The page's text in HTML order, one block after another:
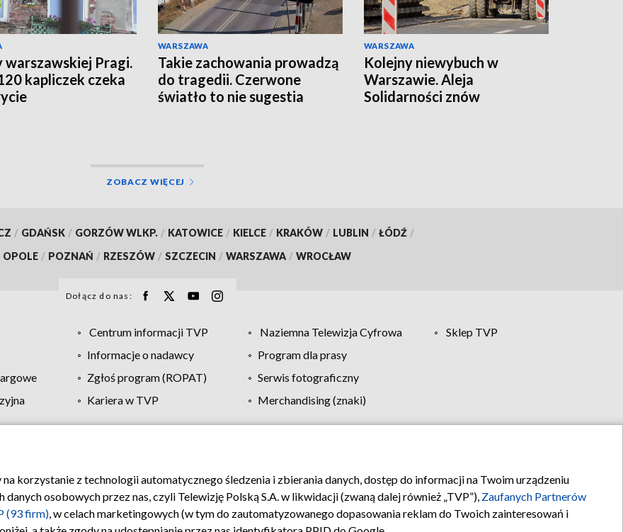
warszawskiej Pragi.
kapliczek czeka
WARSZAWA
Takie zachowania prowadzą
do tragedii. Czerwone
światło to nie sugestia
WARSZAWA
Kolejny niewybuch w
Warszawie. Aleja
Solidarności znów
ZOBACZ WIĘCEJ
/ GDAŃSK / GORZÓW WLKP. / KATOWICE / KIELCE / KRAKÓW / LUBLIN / ŁÓDŹ /
OPOLE / POZNAŃ / RZESZÓW / SZCZECIN / WARSZAWA / WROCŁAW
Dołącz do nas:
Centrum informacji TVP Naziemna Telewizja Cyfrowa
Sklep TVP
Informacje o nadawcy
Program dla prasy
Zgłoś program (ROPAT)
Serwis fotograficzny
Kariera w TVP
Merchandising (znaki)
prywatności Moje zgody Pomoc Biuro reklamy Kontakt
korzystanie z technologii automatycznego śledzenia i zbierania danych, dostęp do informacji na Twoim urządzeniu
osobowych przez nas, czyli Telewizję Polską S.A. w likwidacji (zwaną dalej również „TVP”), Zaufanych Partnerów
(93 firm), w celach marketingowych (w tym do zautomatyzowanego dopasowania reklam do Twoich zainteresowań i